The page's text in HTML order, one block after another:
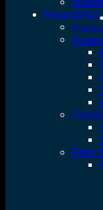
Fotozubehör
Filter